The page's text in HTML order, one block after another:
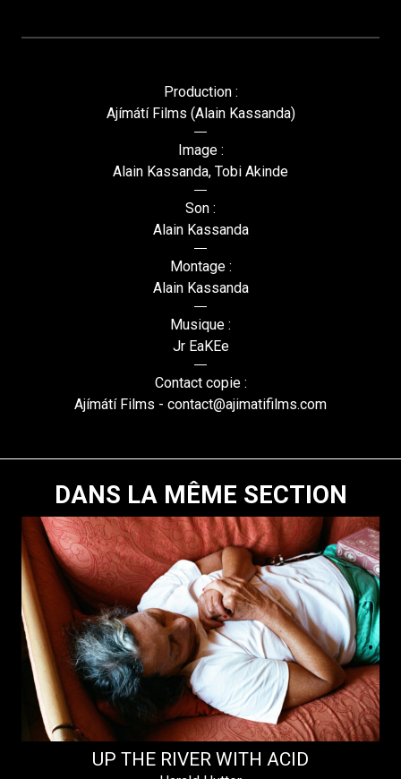
Production :
Ajímátí Films (Alain Kassanda)
Image :
Alain Kassanda, Tobi Akinde
Son :
Alain Kassanda
Montage :
Alain Kassanda
Musique :
Jr EaKEe
Contact copie :
Ajímátí Films - contact@ajimatifilms.com
DANS LA MÊME SECTION
UP THE RIVER WITH ACID